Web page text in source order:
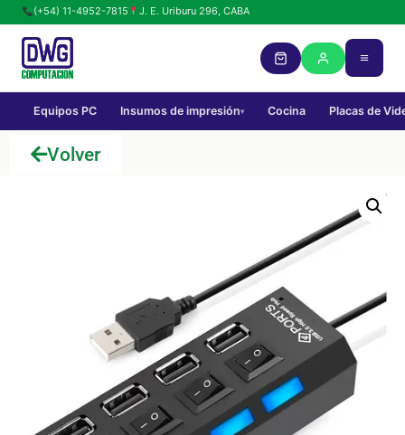
(+54) 11-4952-7815 J. E. Uriburu 296, CABA
Equipos PC Insumos de impresión▾ Cocina Placas de
Volver